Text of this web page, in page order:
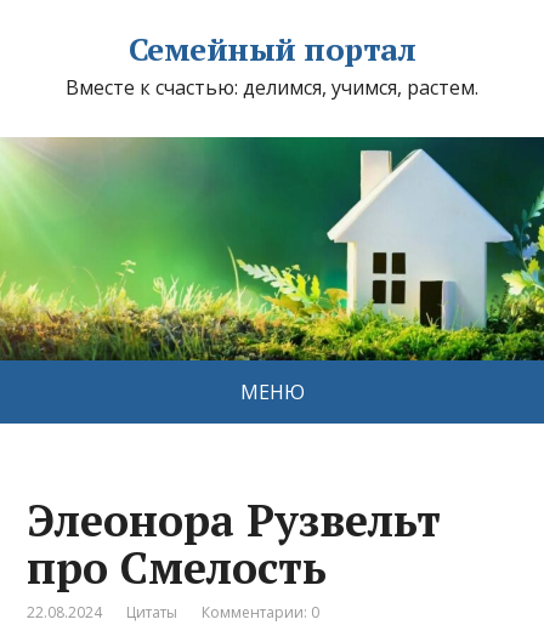
Семейный портал
Вместе к счастью: делимся, учимся, растем.
МЕНЮ
Элеонора Рузвельт
про Смелость
22.08.2024 Цитаты Комментарии: 0